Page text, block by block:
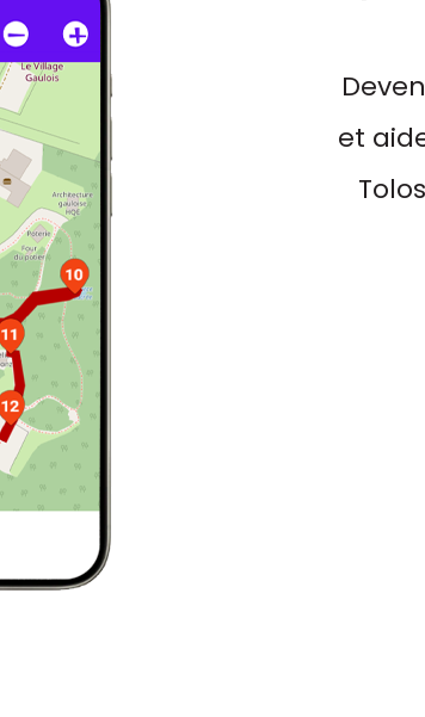
et